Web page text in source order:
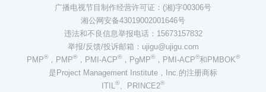
广播电视节目制作经营许可证：(湘)字00306号
湘公网安备43019002001646号
违法和不良信息举报电话：15673157832
举报/反馈/投诉邮箱：ujigu@ujigu.com
PMP®，PMP®，PMI-ACP®，PgMP®，PMI-ACP®和PMBOK®
是Project Management Institute，Inc.的注册商标
ITIL®、PRINCE2®